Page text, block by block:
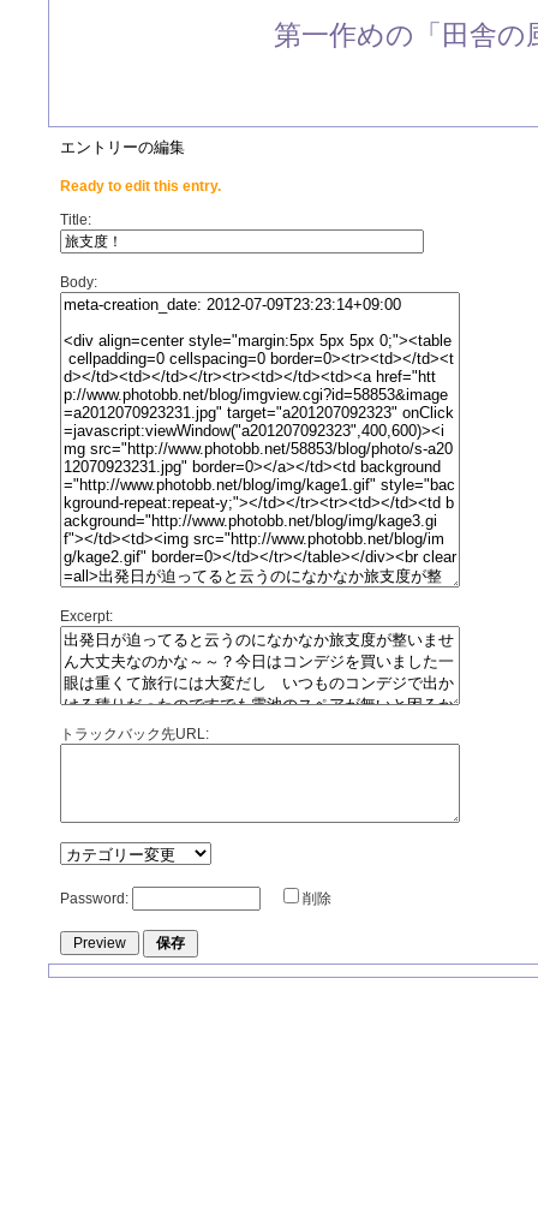
第一作めの「田舎の
エントリーの編集
Ready to edit this entry.
Title:
Body:
Excerpt:
トラックバック先URL:
Password: 削除